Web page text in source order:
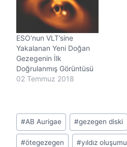
ESO’nun VLT’sine
Yakalanan Yeni Doğan
Gezegenin İlk
Doğrulanmış Görüntüsü
02 Temmuz 2018
Post
Tags:
#AB Aurigae #gezegen diski
#ötegezegen #yıldız oluşumu